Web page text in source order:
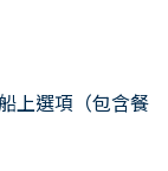
上選項（包含餐